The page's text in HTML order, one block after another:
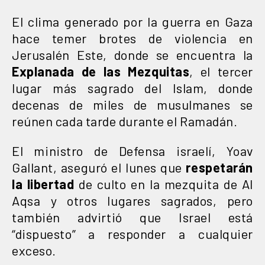
El clima generado por la guerra en Gaza
hace temer brotes de violencia en
Jerusalén Este, donde se encuentra la
Explanada de las Mezquitas, el tercer
lugar más sagrado del Islam, donde
decenas de miles de musulmanes se
reúnen cada tarde durante el Ramadán.
El ministro de Defensa israelí, Yoav
Gallant, aseguró el lunes que respetarán
la libertad de culto en la mezquita de Al
Aqsa y otros lugares sagrados, pero
también advirtió que Israel está
“dispuesto” a responder a cualquier
exceso.